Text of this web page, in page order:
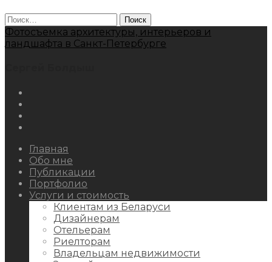
Найти:
Фотосъемка архитектуры, интерьеров и
ландшафта в Санкт-Петербурге
Главная
Обо мне
Публикации
Портфолио
Услуги и стоимость
Клиентам из Беларуси
Дизайнерам
Отельерам
Риелторам
Владельцам недвижимости